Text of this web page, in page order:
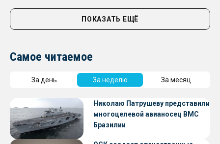
ПОКАЗАТЬ ЕЩЁ
Самое читаемое
За день За неделю За месяц
Николаю Патрушеву представили
многоцелевой авианосец ВМС
Бразилии